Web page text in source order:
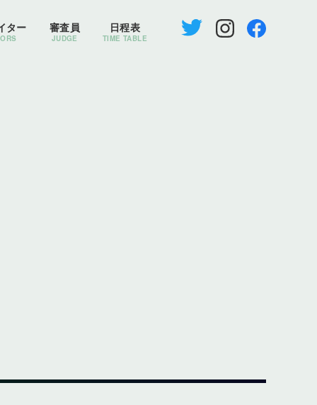
ター 審査員
JUDGE
日程表
TIME TABLE